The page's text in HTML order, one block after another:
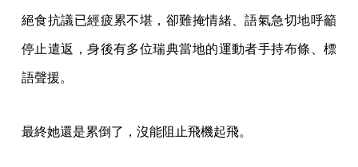
絕食抗議已經疲累不堪，卻難掩情緒、語氣急切地呼籲
停止遣返，身後有多位瑞典當地的運動者手持布條、標
語聲援。
最終她還是累倒了，沒能阻止飛機起飛。